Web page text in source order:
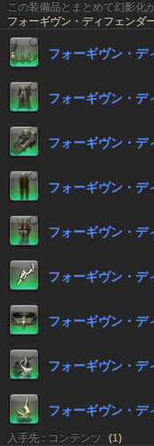
この装備品とまとめて幻影化
フォーギヴン・ディフェンダ
フォーギヴン・デ
フォーギヴン・デ
フォーギヴン・デ
フォーギヴン・デ
フォーギヴン・デ
フォーギヴン・デ
フォーギヴン・デ
フォーギヴン・デ
フォーギヴン・デ
入手先 : コンテンツ (1)